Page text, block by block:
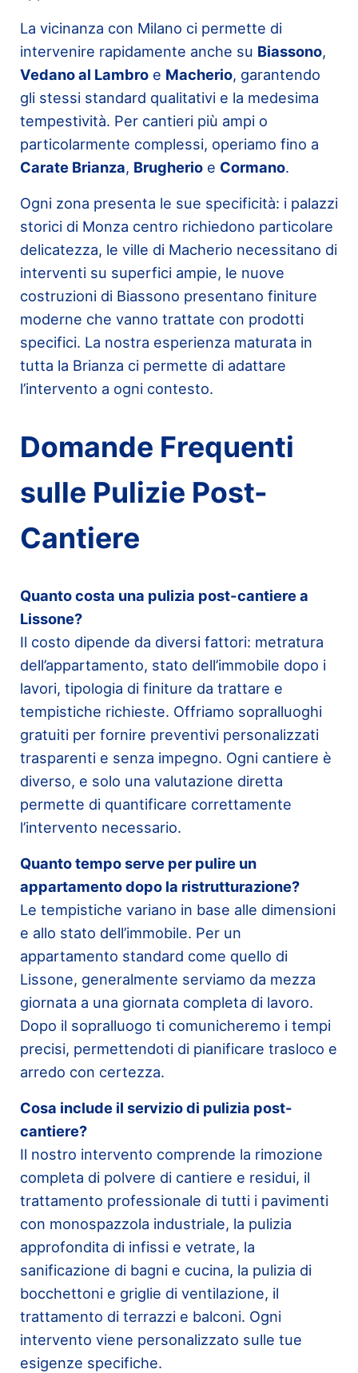
La vicinanza con Milano ci permette di
intervenire rapidamente anche su Biassono,
Vedano al Lambro e Macherio, garantendo
gli stessi standard qualitativi e la medesima
tempestività. Per cantieri più ampi o
particolarmente complessi, operiamo fino a
Carate Brianza, Brugherio e Cormano.
Ogni zona presenta le sue specificità: i palazzi
storici di Monza centro richiedono particolare
delicatezza, le ville di Macherio necessitano di
interventi su superfici ampie, le nuove
costruzioni di Biassono presentano finiture
moderne che vanno trattate con prodotti
specifici. La nostra esperienza maturata in
tutta la Brianza ci permette di adattare
l’intervento a ogni contesto.
Domande Frequenti
sulle Pulizie Post-
Cantiere
Quanto costa una pulizia post-cantiere a
Lissone?
Il costo dipende da diversi fattori: metratura
dell’appartamento, stato dell’immobile dopo i
lavori, tipologia di finiture da trattare e
tempistiche richieste. Offriamo sopralluoghi
gratuiti per fornire preventivi personalizzati
trasparenti e senza impegno. Ogni cantiere è
diverso, e solo una valutazione diretta
permette di quantificare correttamente
l’intervento necessario.
Quanto tempo serve per pulire un
appartamento dopo la ristrutturazione?
Le tempistiche variano in base alle dimensioni
e allo stato dell’immobile. Per un
appartamento standard come quello di
Lissone, generalmente serviamo da mezza
giornata a una giornata completa di lavoro.
Dopo il sopralluogo ti comunicheremo i tempi
precisi, permettendoti di pianificare trasloco e
arredo con certezza.
Cosa include il servizio di pulizia post-
cantiere?
Il nostro intervento comprende la rimozione
completa di polvere di cantiere e residui, il
trattamento professionale di tutti i pavimenti
con monospazzola industriale, la pulizia
approfondita di infissi e vetrate, la
sanificazione di bagni e cucina, la pulizia di
bocchettoni e griglie di ventilazione, il
trattamento di terrazzi e balconi. Ogni
intervento viene personalizzato sulle tue
esigenze specifiche.